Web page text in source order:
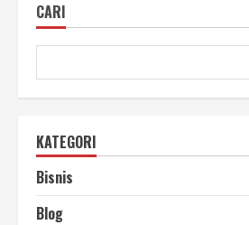
Supaya
dan
CARI
KATEGORI
Bisnis
Blog